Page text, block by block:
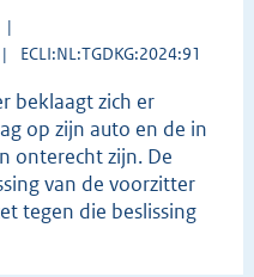
ECLI:NL:TGDKG:2024:91
beklaagt zich er
op zijn auto en de in
onterecht zijn. De
van de voorzitter
tegen die beslissing